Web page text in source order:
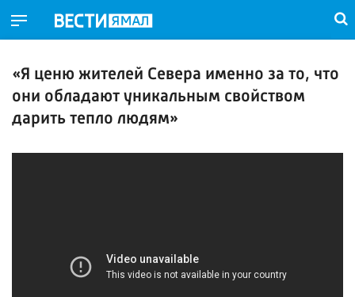
«Я ценю жителей Севера именно за то, что
они обладают уникальным свойством
дарить тепло людям»